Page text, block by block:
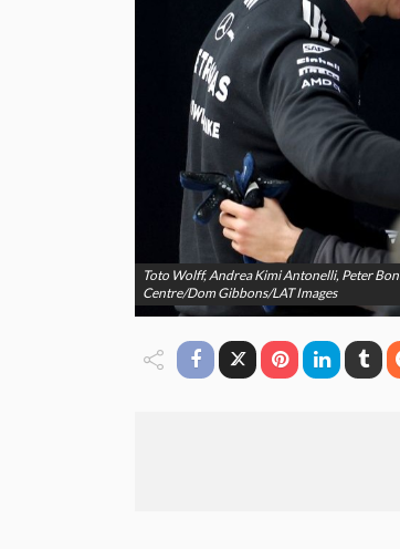
Toto Wolff, Andrea Kimi Antonelli, Peter
Centre/Dom Gibbons/LAT Images